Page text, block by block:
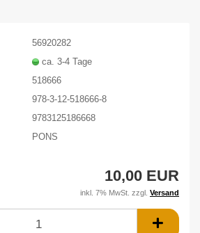
56920282
ca. 3-4 Tage
518666
978-3-12-518666-8
9783125186668
PONS
10,00 EUR
inkl. 7% MwSt. zzgl. Versand